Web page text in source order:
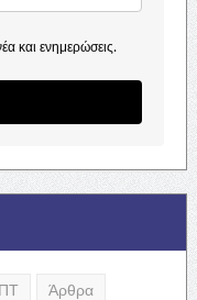
και ενημερώσεις.
Άρθρα